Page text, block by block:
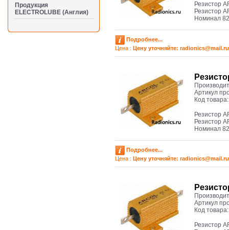
Резистор
Резистор
Номинал
Подробнее...
Цена : Цену уточняйте: radioniсs@mail.ru
Артикул
Код
Резистор
Резистор
Номинал
Подробнее...
Цена : Цену уточняйте: radioniсs@mail.ru
Артикул
Код
Резистор
Продукция
ELECTROLUBE (Англия)